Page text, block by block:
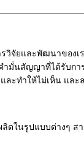
จัยและพัฒนาของเ
ำมั่นสัญญาที่ได้รับก
ละทำให้ไม่เห็น แล
ลิตในรูปแบบต่างๆ